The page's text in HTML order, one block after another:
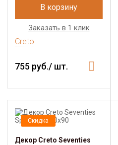
В корзину
Заказать в 1 клик
Creto
755 руб./ шт.
Скидка
Декор Creto Seventies